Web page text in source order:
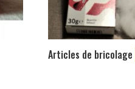
Articles de bricolage